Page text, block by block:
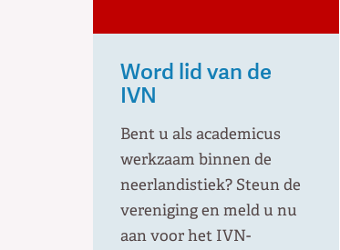
Word lid van de
IVN
Bent u als academicus
werkzaam binnen de
neerlandistiek? Steun de
vereniging en meld u nu
aan voor het IVN-